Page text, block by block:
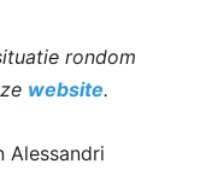
rondom
website.
Alessandri